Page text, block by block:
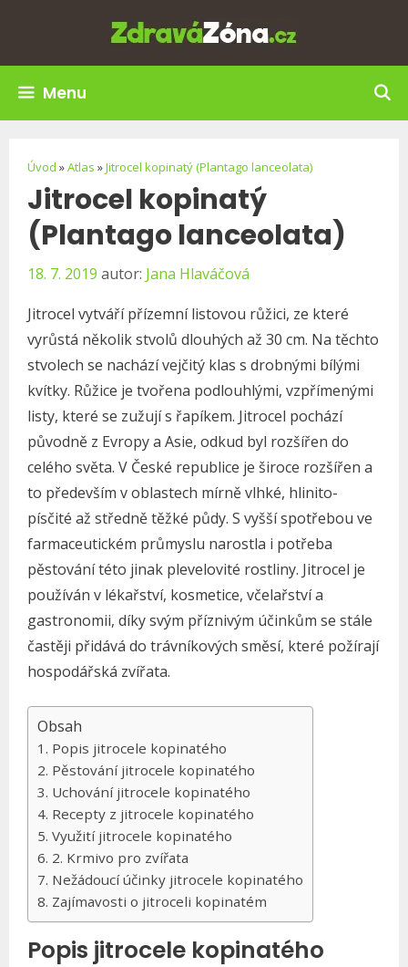
obsah
Menu
Úvod »Atlas »Jitrocel kopinatý (Plantago lanceolata)
Jitrocel kopinatý
(Plantago lanceolata)
18. 7. 2019 autor: Jana Hlaváčová
Jitrocel vytváří přízemní listovou růžici, ze které
vyrůstá několik stvolů dlouhých až 30 cm. Na těchto
stvolech se nachází vejčitý klas s drobnými bílými
kvítky. Růžice je tvořena podlouhlými, vzpřímenými
listy, které se zužují s řapíkem. Jitrocel pochází
původně z Evropy a Asie, odkud byl rozšířen do
celého světa. V České republice je široce rozšířen a
to především v oblastech mírně vlhké, hlinito-
písčité až středně těžké půdy. S vyšší spotřebou ve
farmaceutickém průmyslu narostla i potřeba
pěstování této jinak plevelovité rostliny. Jitrocel je
používán v lékařství, kosmetice, včelařství a
gastronomii, díky svým příznivým účinkům se stále
častěji přidává do trávníkových směsí, které požírají
hospodářská zvířata.
Obsah
Popis jitrocele kopinatého
Pěstování jitrocele kopinatého
Uchování jitrocele kopinatého
Recepty z jitrocele kopinatého
Využití jitrocele kopinatého
2. Krmivo pro zvířata
Nežádoucí účinky jitrocele kopinatého
Zajímavosti o jitroceli kopinatém
Popis jitrocele kopinatého